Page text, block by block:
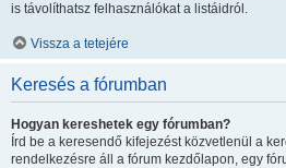
is távolíthatsz felhasználókat a listáidról.
Vissza a tetejére
Keresés a fórumban
Hogyan kereshetek egy fórumban?
Írd be a keresendő kifejezést közvetlenül a
rendelkezésre áll a fórum kezdőlapon, egy